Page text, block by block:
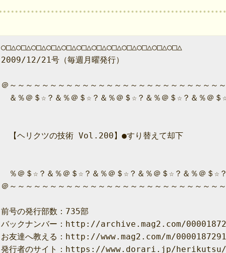
○□△○□△○□△○□△○□△○□△○□△○□△○□△○□△○□△○□△
2009/12/21号（毎週月曜発行）
＠～～～～～～～～～～～～～～～～～～～～～～～～～～
＆％＠＄☆？＆％＠＄☆？＆％＠＄☆？＆％＠＄☆？＆％＠＄
【ヘリクツの技術 Vol.200】●すり替えて却下
％＠＄☆？＆％＠＄☆？＆％＠＄☆？＆％＠＄☆？＆％＠＄☆
＠～～～～～～～～～～～～～～～～～～～～～～～～～～
前号の発行部数：735部
バックナンバー：http://archive.mag2.com/
お友達へ教える：http://www.mag2.com/m/
発行者のサイト：https://www.dorari.jp/herikutsu/